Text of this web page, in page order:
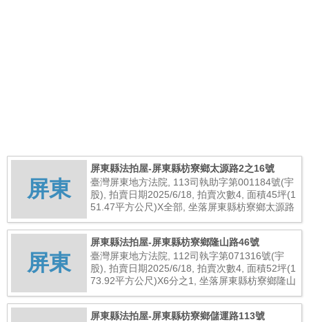
屏東
屏東縣法拍屋-屏東縣枋寮鄉太源路2之16號
臺灣屏東地方法院, 113司執助字第001184號(宇
股), 拍賣日期2025/6/18, 拍賣次數4, 面積45坪(1
51.47平方公尺)X全部, 坐落屏東縣枋寮鄉太源路
屏東
屏東縣法拍屋-屏東縣枋寮鄉隆山路46號
臺灣屏東地方法院, 112司執字第071316號(宇
股), 拍賣日期2025/6/18, 拍賣次數4, 面積52坪(1
73.92平方公尺)X6分之1, 坐落屏東縣枋寮鄉隆山
屏東縣法拍屋-屏東縣枋寮鄉儲運路113號